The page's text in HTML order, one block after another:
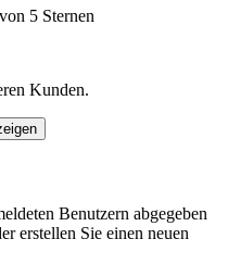
5 Sternen
Kunden.
Benutzern abgegeben
erstellen Sie einen neuen